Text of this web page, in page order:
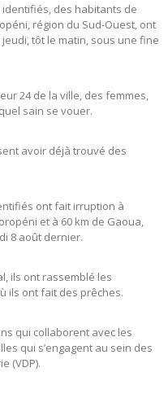
des habitants de
région du Sud-Ouest, ont
tôt le matin, sous une fine
24 de la ville, des femmes,
sain se vouer.
avoir déjà trouvé des
ont fait irruption à
et à 60 km de Gaoua,
8 août dernier.
ils ont rassemblé les
ils ont fait des prêches.
qui collaborent avec les
qui s’engagent au sein des
(VDP).